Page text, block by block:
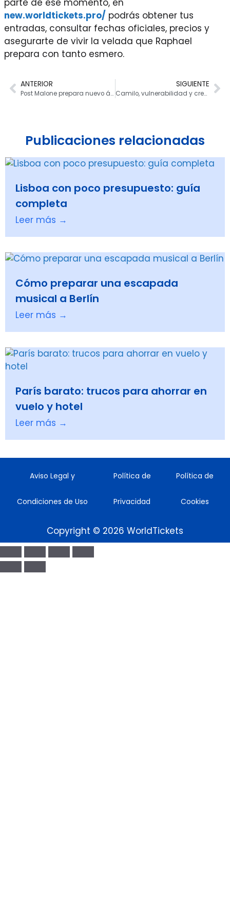
parte de ese momento, en
new.worldtickets.pro/ podrás obtener tus
entradas, consultar fechas oficiales, precios y
asegurarte de vivir la velada que Raphael
prepara con tanto esmero.
ANTERIOR
Post Malone prepara nuevo álbum y brilla en los VMAs
SIGUIENTE
Camilo, vulnerabilidad y creación en clave digital
Publicaciones relacionadas
Lisboa con poco presupuesto: guía
completa
Leer más →
Cómo preparar una escapada
musical a Berlín
Leer más →
París barato: trucos para ahorrar en
vuelo y hotel
Leer más →
Aviso Legal y
Condiciones de Uso
Política de
Privacidad
Política de
Cookies
Copyright © 2026 WorldTickets